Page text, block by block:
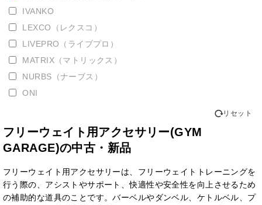
IVANKO
LEXCO（レクスコ）
LIVEPRO（ライブプロ）
MATRIX（マトリックス）
NURBS（ナーブス）
ONI
ZIVA
エヴォルギア
リセット
フリーウェイト用アクセサリー(GYM
GARAGE)の中古・新品
フリーウェイト用アクセサリーは、フリーウェイトトレーニングを
行う際の、アシストやサポート、快適性や安全性を向上させるため
の補助的な道具のことです。バーベルやダンベル、ケトルベル、プ